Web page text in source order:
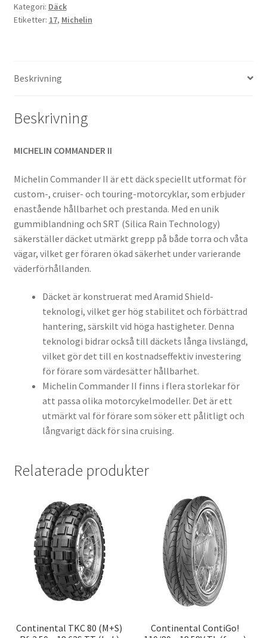
17
64S
Kategori: Däck
Etiketter: 17, Michelin
Beskrivning
Beskrivning
MICHELIN COMMANDER II
Michelin Commander II är ett däck speciellt utformat för
custom-, cruiser- och touring-motorcyklar, som erbjuder
enastående hållbarhet och prestanda. Med en unik
gummiblandning och SRT (Silica Rain Technology)
säkerställer däcket utmärkt grepp på både torra och våta
vägar, vilket ger föraren ökad säkerhet under varierande
väderförhållanden.
Däcket är konstruerat med Aramid Shield-
teknologi, vilket ger hög stabilitet och förbättrad
hantering, särskilt vid höga hastigheter. Denna
teknologi bidrar också till däckets långa livslängd,
vilket gör det till en kostnadseffektiv investering
för förare som värdesätter hållbarhet.
Michelin Commander II finns i flera storlekar för
att passa olika motorcykelmodeller. Det är ett
utmärkt val för förare som söker ett pålitligt och
långvarigt däck för sina cruising.
Relaterade produkter
Continental TKC 80 (M+S)
Continental ContiGo!